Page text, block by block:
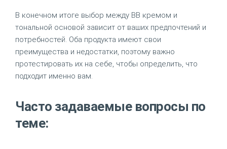
В конечном итоге выбор между BB кремом и
тональной основой зависит от ваших предпочтений и
потребностей. Оба продукта имеют свои
преимущества и недостатки, поэтому важно
протестировать их на себе, чтобы определить, что
подходит именно вам.
Часто задаваемые вопросы по
теме: